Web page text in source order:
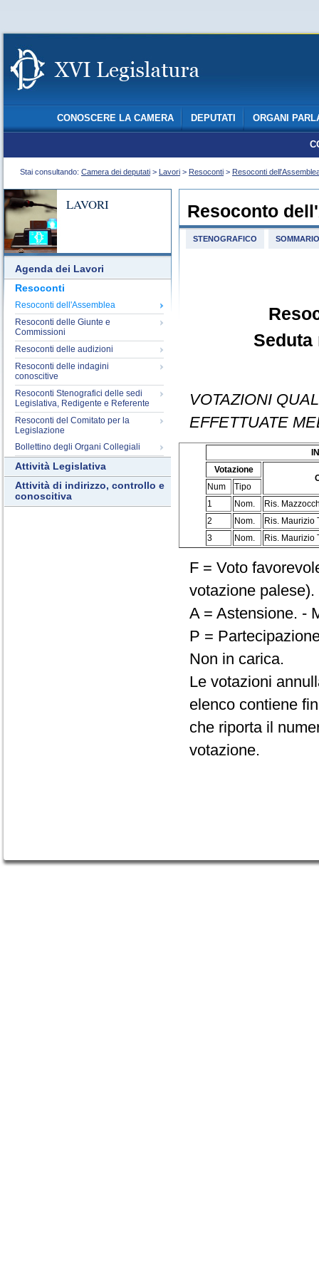
CONOSCERE LA CAMERA DEPUTATI ORGANI
Stai consultando: Camera dei deputati > Lavori > Resoconti > Resoconti
LAVORI
Agenda dei Lavori
Resoconti
Resoconti dell'Assemblea
Resoconti delle Giunte e
Commissioni
Resoconti delle audizioni
Resoconti delle indagini
conoscitive
Resoconti Stenografici delle sedi
Legislativa, Redigente e Referente
Resoconti del Comitato per la
Legislazione
Bollettino degli Organi Collegiali
Attività Legislativa
Attività di indirizzo, controllo e
conoscitiva
Resoconto
STENOGRAFICO SOMMARIO
Seduta
VOTAZIONI
EFFETTUATE
Votazione
Num
Tipo
1
Nom.
Ris.
2
Nom.
Ris. Maurizio
3
Nom. Ris. Maurizio
F = Voto
votazione
A = Astensione. -
P =
Non in carica.
Le votazioni
elenco contiene
che riporta il
votazione.